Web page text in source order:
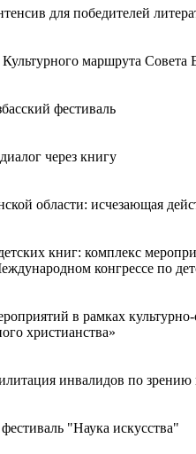
для победителей
Культурного маршрута
фестиваль
через книгу
области: исчезающая
книг: комплекс
конгрессе по
в рамках
христианства»
инвалидов по зрению
"Наука искусства"